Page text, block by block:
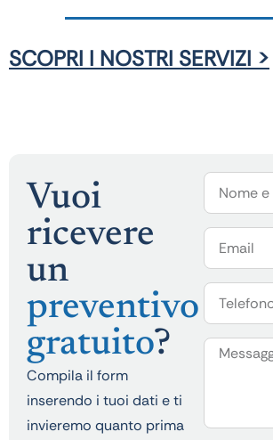
SCOPRI I NOSTRI SERVIZI >
Vuoi
ricevere
un
preventivo
gratuito?
Compila il form
inserendo i tuoi dati e ti
invieremo quanto prima